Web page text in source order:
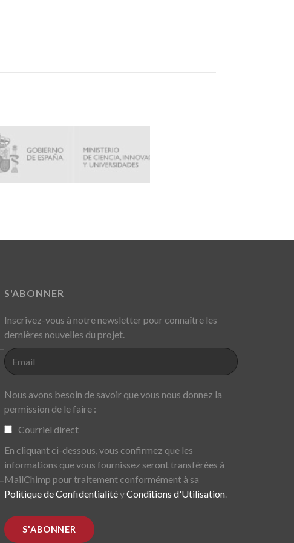
S'ABONNER
Inscrivez-vous à notre newsletter pour connaître les
dernières nouvelles du projet.
Nous avons besoin de savoir que vous nous donnez la
permission de le faire :
Courriel direct
En cliquant ci-dessous, vous confirmez que les
informations que vous fournissez seront transférées à
MailChimp pour traitement conformément à sa
Politique de ConfidentialitéyConditions d'Utilisation.